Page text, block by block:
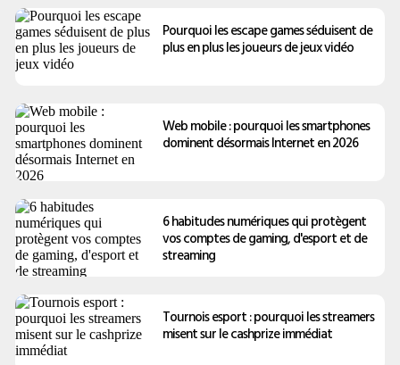
Pourquoi les escape games séduisent de
plus en plus les joueurs de jeux vidéo
Web mobile : pourquoi les smartphones
dominent désormais Internet en 2026
6 habitudes numériques qui protègent
vos comptes de gaming, d'esport et de
streaming
Tournois esport : pourquoi les streamers
misent sur le cashprize immédiat